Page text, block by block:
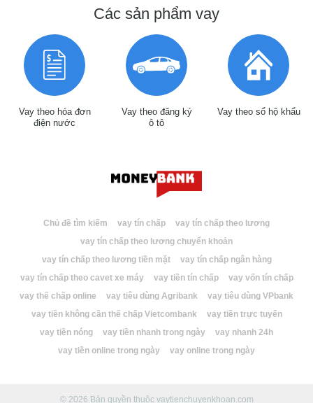
Các sản phẩm vay
Vay theo hóa đơn
điện nước
Vay theo đăng ký
ô tô
Vay theo sổ hộ khẩu
Chủ đề tìm kiếm vay tín chấp
vay tín chấp theo lương
vay tín chấp theo lương chuyển khoản
vay tín chấp theo lương tiền mặt
vay tín chấp ngân hàng
vay tín chấp theo cavet xe máy
vay tiền tín chấp
vay vốn tín chấp
vay thế chấp online
vay tiêu dùng Agribank
vay tiêu dùng VPbank
vay tiền không cần thế chấp Vietcombank
vay tiền trực tuyến
vay tiền nóng
vay tiền nhanh trong ngày
vay nhanh 24h
vay tiền online trong ngày
vay online trong ngày
© 2026 Bản quyền thuộc vaytienchuyenkhoan.com